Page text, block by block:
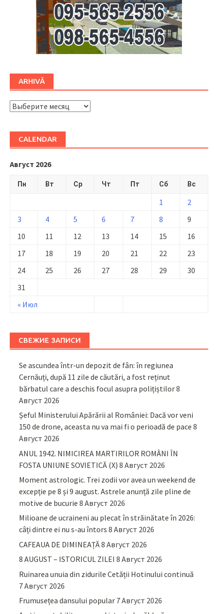
ARHIVĂ
ARHIVĂ
CALENDAR
Август 2026
Пн Вт Ср Чт Пт Сб Вс
« Июл
1
2
3
4 5 6 7 8
9
10
11 12 13 14 15
16
17
18 19 20 21 22
23
24
25 26 27 28 29
30
31
СВЕЖИЕ ЗАПИСИ
Se ascundea într-un depozit de fân: în regiunea
Cernăuți, după 11 zile de căutări, a fost reținut
bărbatul care a deschis focul asupra polițiștilor8
Август 2026
Șeful Ministerului Apărării al României: Dacă vor veni
150 de drone, aceasta nu va mai fi o perioadă de pace 8
Август 2026
ANUL 1942. NIMICIREA MARTIRILOR ROMÂNI ÎN
FOSTA UNIUNE SOVIETICĂ (X) 8 Август 2026
Moment astrologic. Trei zodii vor avea un weekend de
excepție pe 8 și 9 august. Astrele anunță zile pline de
motive de bucurie 8 Август 2026
Milioane de ucraineni au plecat în străinătate în 2026:
câți dintre ei nu s-au întors 8 Август 2026
CAFEAUA DE DIMINEAȚĂ8 Август 2026
8 AUGUST – ISTORICUL ZILEI 8 Август 2026
Ruinarea unuia din zidurile Cetății Hotinului continuă
7 Август 2026
Frumusețea dansului popular 7 Август 2026